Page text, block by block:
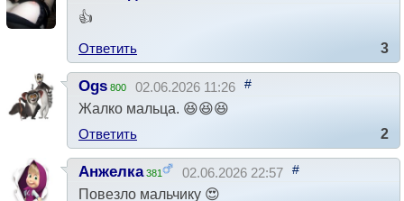
👍
Ответить
3
Ogs 800 02.06.2026 11:26 #
Жалко мальца. 😆😆😆
Ответить
2
Анжелка 381 02.06.2026 22:57 #
Повезло мальчику 😍